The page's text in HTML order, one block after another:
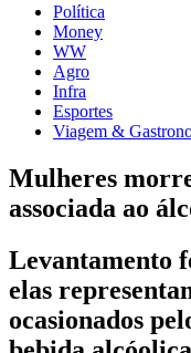
Política
Money
WW
Agro
Infra
Esportes
Viagem &
Mulheres
associada ao
Levantamento
elas
ocasionados